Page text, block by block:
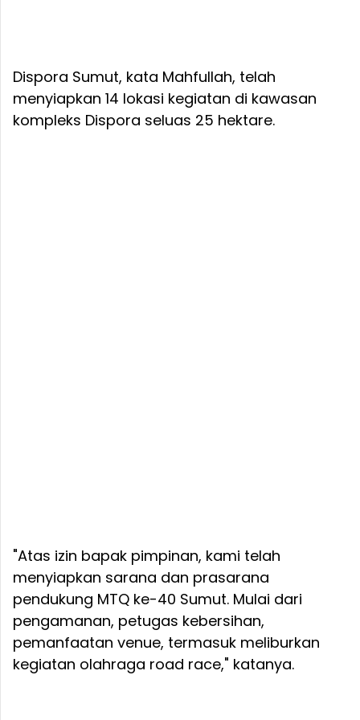
Dispora Sumut, kata Mahfullah, telah
menyiapkan 14 lokasi kegiatan di kawasan
kompleks Dispora seluas 25 hektare.
"Atas izin bapak pimpinan, kami telah
menyiapkan sarana dan prasarana
pendukung MTQ ke-40 Sumut. Mulai dari
pengamanan, petugas kebersihan,
pemanfaatan venue, termasuk meliburkan
kegiatan olahraga road race," katanya.